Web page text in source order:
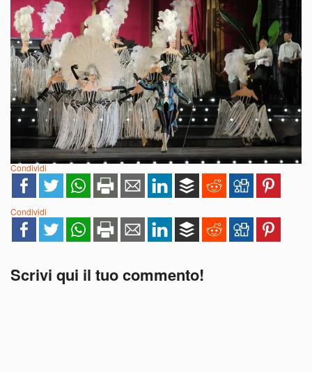
Condividi
Condividi
Scrivi qui il tuo commento!